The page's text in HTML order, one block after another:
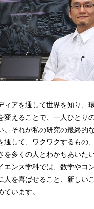
アを通して世界を知り、
変えることで、一人ひとり
。それが私の研究の最終的
通して、ワクワクするもの
を多くの人とわかちあいた
エンス学科では、数学やコ
人を喜ばせること、新しい
ています。